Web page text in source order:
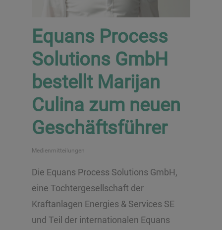
Equans Process
Solutions GmbH
bestellt Marijan
Culina zum neuen
Geschäftsführer
Medienmitteilungen
Die Equans Process Solutions GmbH,
eine Tochtergesellschaft der
Kraftanlagen Energies & Services SE
und Teil der internationalen Equans